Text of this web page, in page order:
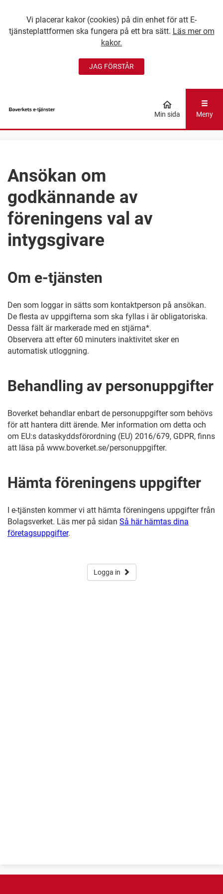
Vi placerar kakor (cookies) på din enhet för att E-
tjänsteplattformen ska fungera på ett bra sätt. Läs mer om
kakor.
JAG FÖRSTÅR
GÅ DIREKT TILL
Min sida Meny
Ansökan om
godkännande av
föreningens val av
intygsgivare
Om e-tjänsten
Den som loggar in sätts som kontaktperson på ansökan.
De flesta av uppgifterna som ska fyllas i är obligatoriska.
Dessa fält är markerade med en stjärna*.
Observera att efter 60 minuters inaktivitet sker en
automatisk utloggning.
Behandling av personuppgifter
Boverket behandlar enbart de personuppgifter som behövs
för att hantera ditt ärende. Mer information om detta och
om EU:s dataskyddsförordning (EU) 2016/679, GDPR, finns
att läsa på www.boverket.se/personuppgifter.
Hämta föreningens uppgifter
I e-tjänsten kommer vi att hämta föreningens uppgifter från
Bolagsverket. Läs mer på sidan Så här hämtas dina
företagsuppgifter.
Logga in